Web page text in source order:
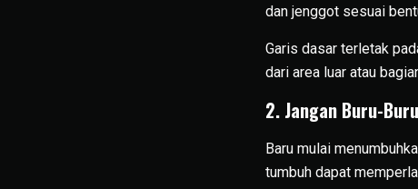
dan jenggot sesuai
Garis dasar terletak
dari area luar atau
2. Jangan Buru-
Baru mulai
tumbuh dapat